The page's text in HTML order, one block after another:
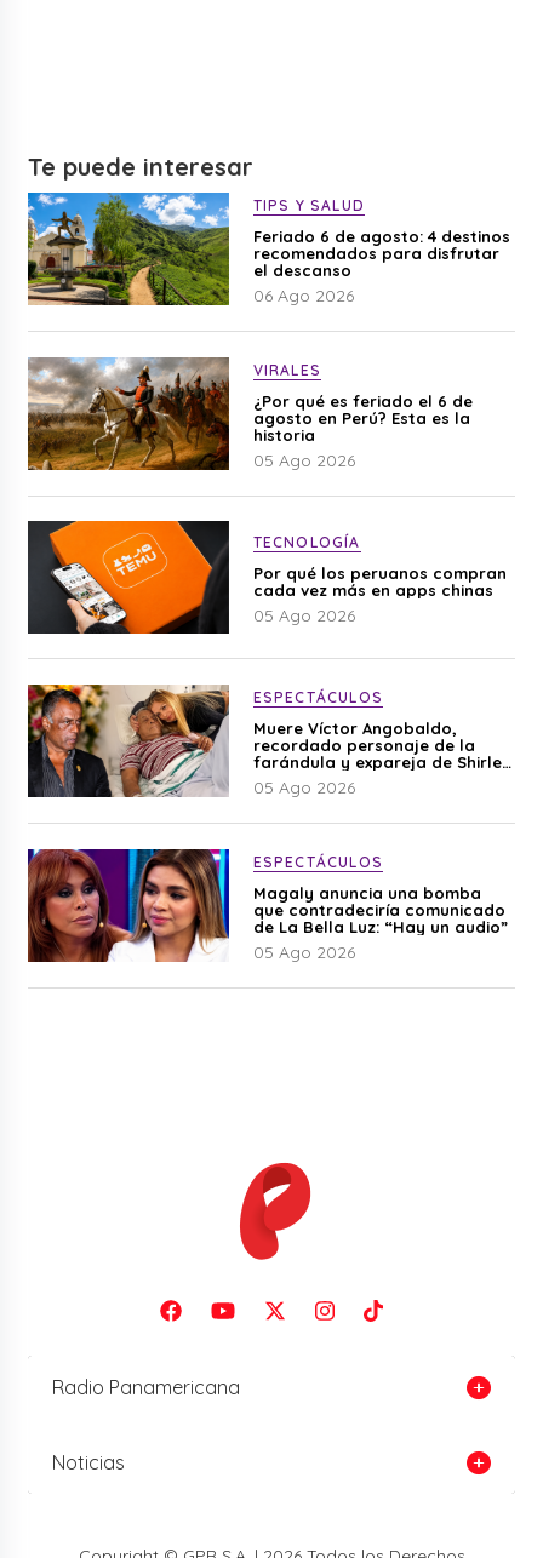
Te puede interesar
TIPS Y SALUD
Feriado 6 de agosto: 4 destinos
recomendados para disfrutar
el descanso
06 Ago 2026
VIRALES
¿Por qué es feriado el 6 de
agosto en Perú? Esta es la
historia
05 Ago 2026
TECNOLOGÍA
Por qué los peruanos compran
cada vez más en apps chinas
05 Ago 2026
ESPECTÁCULOS
Muere Víctor Angobaldo,
recordado personaje de la
farándula y expareja de Shirley
Cherres
05 Ago 2026
ESPECTÁCULOS
Magaly anuncia una bomba
que contradeciría comunicado
de La Bella Luz: “Hay un audio”
05 Ago 2026
Radio Panamericana
Noticias